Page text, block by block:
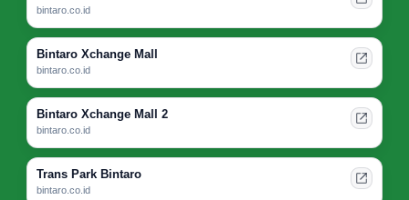
bintaro.co.id
Bintaro Xchange Mall
bintaro.co.id
Bintaro Xchange Mall 2
bintaro.co.id
Trans Park Bintaro
bintaro.co.id